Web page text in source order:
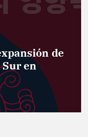
Entre
el
nuevo
Por